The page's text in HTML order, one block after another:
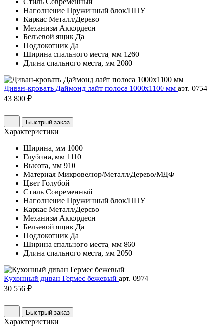
Наполнение Пружинный блок/ППУ
Каркас Металл/Дерево
Механизм Аккордеон
Бельевой ящик Да
Подлокотник Да
Ширина спального места, мм 1260
Длина спального места, мм 2080
Диван-кровать Даймонд лайт полоса 1000х1100 мм арт. 0754
43 800 ₽
Быстрый заказ
Характеристики
Ширина, мм 1000
Глубина, мм 1110
Высота, мм 910
Материал Микровелюр/Металл/Дерево/МДФ
Цвет Голубой
Стиль Современный
Наполнение Пружинный блок/ППУ
Каркас Металл/Дерево
Механизм Аккордеон
Бельевой ящик Да
Подлокотник Да
Ширина спального места, мм 860
Длина спального места, мм 2050
Кухонный диван Гермес бежевый арт. 0974
30 556 ₽
Быстрый заказ
Характеристики